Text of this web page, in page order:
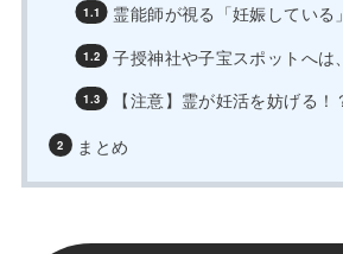
霊能師が視る「妊娠している
子授神社や子宝スポットへは
【注意】霊が妊活を妨げる！
まとめ